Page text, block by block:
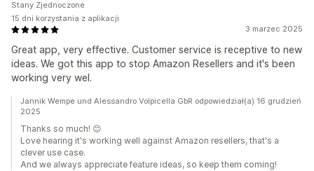
3 marzec 2025
Great app, very effective. Customer service is receptive to new
ideas. We got this app to stop Amazon Resellers and it's been
working very wel.
Stany Zjednoczone
15 dni korzystania z aplikacji
Jannik Wempe und Alessandro Volpicella GbR odpowiedział(a) 16 grudzień
2025
Thanks so much! 😊
Love hearing it's working well against Amazon resellers, that's a
clever use case.
And we always appreciate feature ideas, so keep them coming!